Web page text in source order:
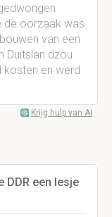
de oorzaak was
van een
Duitslan dzou
kosten en werd
Krijg hulp van AI
DDR een lesje